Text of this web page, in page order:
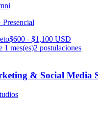
Presencial
$600 - $1,100 USD
1 mes(es)2 postulaciones
& Social Media